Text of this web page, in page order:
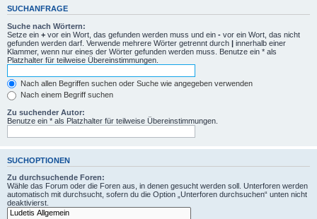
SUCHANFRAGE
Suche nach Wörtern:
Setze ein + vor ein Wort, das gefunden werden muss und ein - vor ein Wort, das nicht
gefunden werden darf. Verwende mehrere Wörter getrennt durch | innerhalb einer
Klammer, wenn nur eines der Wörter gefunden werden muss. Benutze ein * als
Platzhalter für teilweise Übereinstimmungen.
Nach allen Begriffen suchen oder Suche wie angegeben verwenden
Nach einem Begriff suchen
Zu suchender Autor:
Benutze ein * als Platzhalter für teilweise Übereinstimmungen.
SUCHOPTIONEN
Zu durchsuchende Foren:
Wähle das Forum oder die Foren aus, in denen gesucht werden soll. Unterforen werden
automatisch mit durchsucht, sofern du die Option „Unterforen durchsuchen“ unten nicht
deaktivierst.